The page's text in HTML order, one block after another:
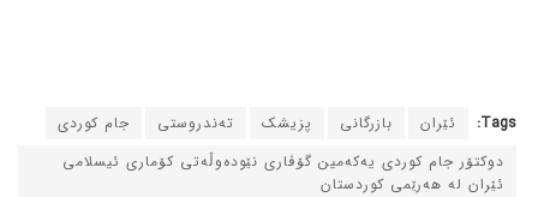
Tags: ئێران بازرگانی پزیشک ته‌ندروستی
جام کوردی
دوکتۆر جام کوردی یه‌که‌مین گۆڤاری نێوده‌وڵه‌تی کۆماری ئیسلامی
ئێران له‌ هه‌رێمی کوردستان